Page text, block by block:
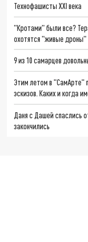
Технофашисты XXI века
"Кротами" были все?
охотятся "живые дроны"
9 из 10 самарцев
Этим летом в "СамАрте"
эскизов. Каких и когда
Даня с Дашей спаслись
закончились